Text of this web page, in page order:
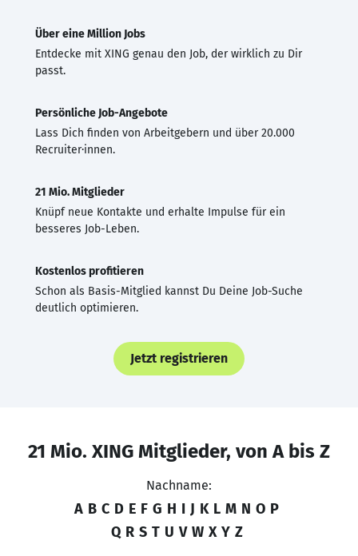
Über eine Million Jobs
Entdecke mit XING genau den Job, der wirklich zu Dir
passt.
Persönliche Job-Angebote
Lass Dich finden von Arbeitgebern und über 20.000
Recruiter·innen.
21 Mio. Mitglieder
Knüpf neue Kontakte und erhalte Impulse für ein
besseres Job-Leben.
Kostenlos profitieren
Schon als Basis-Mitglied kannst Du Deine Job-Suche
deutlich optimieren.
Jetzt registrieren
21 Mio. XING Mitglieder, von A bis Z
Nachname:
A B C D E F G H I J K L M N O P
Q R S T U V W X Y Z